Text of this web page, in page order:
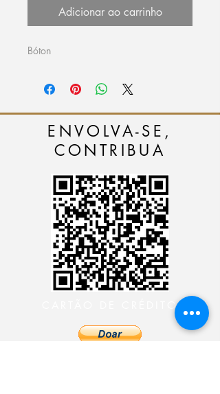
Adicionar ao carrinho
Bóton
ENVOLVA-SE,
CONTRIBUA
CARTÃO DE CRÉDITO